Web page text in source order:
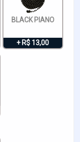
BLACK PIANO
+ R$ 13,00